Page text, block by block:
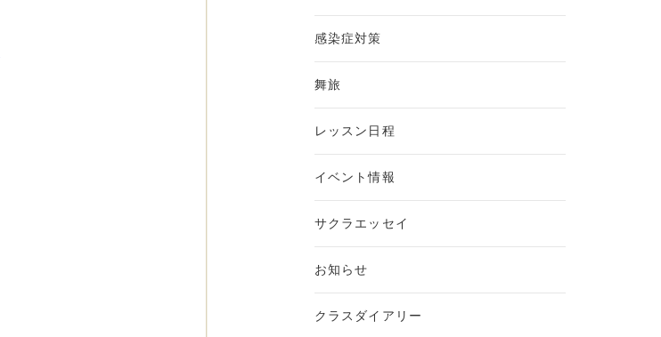
感染症対策
舞旅
レッスン日程
イベント情報
サクラエッセイ
お知らせ
クラスダイアリー